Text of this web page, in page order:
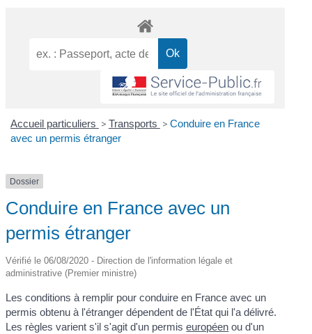
Accueil particuliers > Transports > Conduire en France
avec un permis étranger
Dossier
Conduire en France avec un
permis étranger
Vérifié le 06/08/2020 - Direction de l'information légale et
administrative (Premier ministre)
Les conditions à remplir pour conduire en France avec un
permis obtenu à l'étranger dépendent de l'État qui l'a délivré.
Les règles varient s'il s'agit d'un permiseuropéen ou d'un